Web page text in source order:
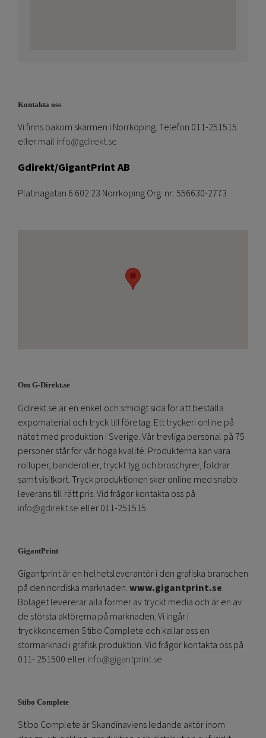
Kontakta oss
Vi finns bakom skärmen i Norrköping. Telefon 011-251515
eller mail info@gdirekt.se
Gdirekt/GigantPrint AB
Platinagatan 6 602 23 Norrköping Org. nr: 556630-2773
Om G-Direkt.se
Gdirekt.se är en enkel och smidigt sida för att beställa
expomaterial och tryck till företag. Ett tryckeri online på
nätet med produktion i Sverige. Vår trevliga personal på 75
personer står för vår höga kvalité. Produkterna kan vara
rolluper, banderoller, tryckt tyg och broschyrer, foldrar
samt visitkort. Tryck produktionen sker online med snabb
leverans till rätt pris. Vid frågor kontakta oss på
info@gdirekt.se eller 011-251515
GigantPrint
Gigantprint är en helhetsleverantör i den grafiska branschen
på den nordiska marknaden.www.gigantprint.se.
Bolaget levererar alla former av tryckt media och är en av
de största aktörerna på marknaden. Vi ingår i
tryckkoncernen Stibo Complete och kallar oss en
stormarknad i grafisk produktion. Vid frågor kontakta oss på
011- 251500 ellerinfo@gigantprint.se
Stibo Complete
Stibo Complete är Skandinaviens ledande aktör inom